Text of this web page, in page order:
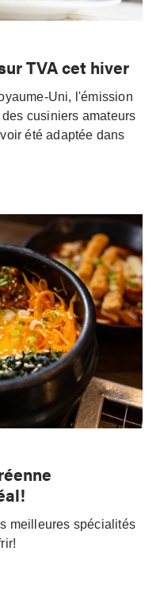
TVA cet hiver
Uni, l'émission
cusiniers amateurs
été adaptée dans
meilleures spécialités